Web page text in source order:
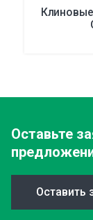
Оставьте
Оставить